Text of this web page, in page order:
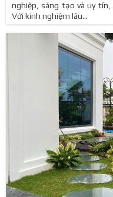
nghiệp, sáng tạo và uy tín,
Với kinh nghiệm lâu...